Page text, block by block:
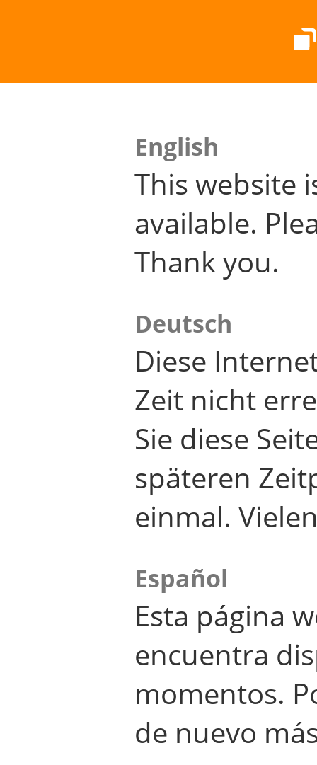
English
This website
available.
Thank you.
Deutsch
Diese
Zeit nicht
Sie diese
späteren
einmal.
Español
Esta página
encuentra
momentos.
de nuevo